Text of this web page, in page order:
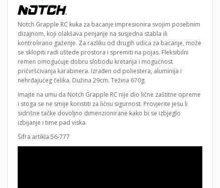
Notch Grapple RC kuka za bacanje impresionira svojim posebnim
dizajnom, koji olakšava penjanje na susjedna stabla ili
kontrolirano gaženje. Za razliku od drugih udica za bacanje, može
se sklopiti radi uštede prostora i spremiti na pojas. Fleksibilni
remen omogućuje dobru slobodu kretanja i mogućnost
pričvršćivanja karabinera. Izrađen od poliestera, aluminija i
nehrđajućeg čelika. Dužina 29cm. Težina 670g.
Imajte na umu da Notch Grapple RC nije dio lične zaštitne opreme
i stoga se ne smije koristiti za ličnu sigurnost. Provjerite jesu li
sidrišne tačke dovoljno dimenzionirane kako bi se izbjeglo
izbijanje i time pad viska.
Šifra artikla:56-777